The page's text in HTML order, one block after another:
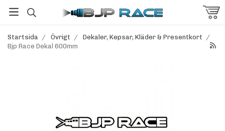
Startsida / Övrigt / Dekaler, Kepsar, Kläder & Presentkort /
Bjp Race Dekal 600mm